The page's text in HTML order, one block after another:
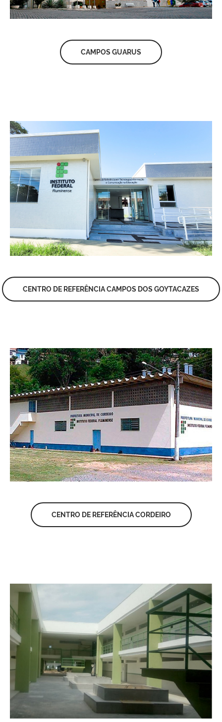
CAMPOS GUARUS
CENTRO DE REFERÊNCIA CAMPOS DOS GOYTACAZES
CENTRO DE REFERÊNCIA CORDEIRO